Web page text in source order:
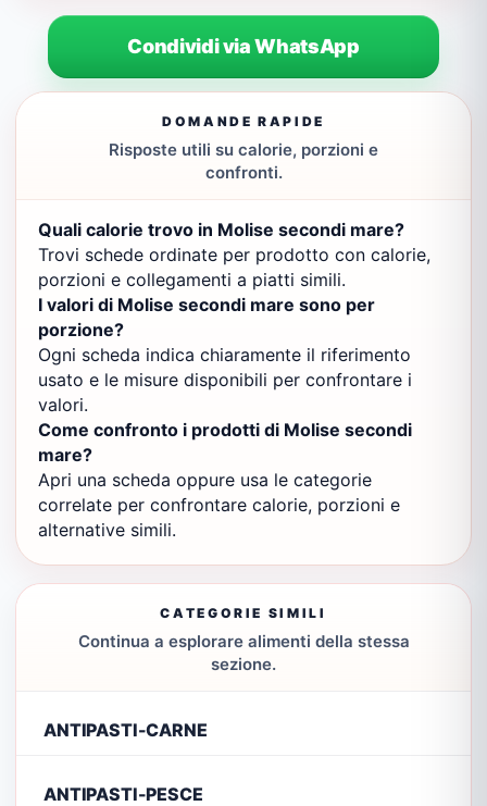
Condividi via WhatsApp
DOMANDE RAPIDE
Risposte utili su calorie, porzioni e
confronti.
Quali calorie trovo in Molise secondi mare?
Trovi schede ordinate per prodotto con calorie,
porzioni e collegamenti a piatti simili.
I valori di Molise secondi mare sono per
porzione?
Ogni scheda indica chiaramente il riferimento
usato e le misure disponibili per confrontare i
valori.
Come confronto i prodotti di Molise secondi
mare?
Apri una scheda oppure usa le categorie
correlate per confrontare calorie, porzioni e
alternative simili.
CATEGORIE SIMILI
Continua a esplorare alimenti della stessa
sezione.
ANTIPASTI-CARNE
ANTIPASTI-PESCE